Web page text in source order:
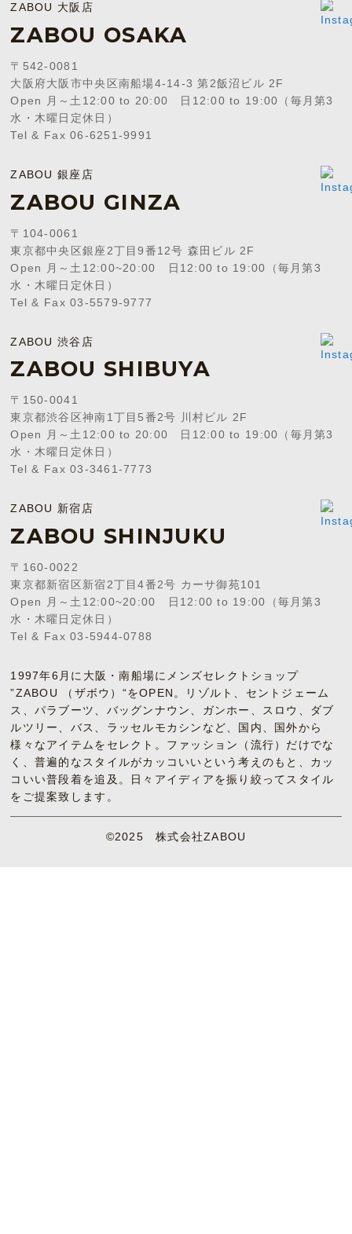
ZABOU 大阪店
ZABOU OSAKA
〒542-0081
大阪府大阪市中央区南船場4-14-3 第2飯沼ビル 2F
Open 月～土12:00 to 20:00 日12:00 to 19:00（毎月第3
水・木曜日定休日）
Tel & Fax 06-6251-9991
ZABOU 銀座店
ZABOU GINZA
〒104-0061
東京都中央区銀座2丁目9番12号 森田ビル 2F
Open 月～土12:00~20:00 日12:00 to 19:00（毎月第3
水・木曜日定休日）
Tel & Fax 03-5579-9777
ZABOU 渋谷店
ZABOU SHIBUYA
〒150-0041
東京都渋谷区神南1丁目5番2号 川村ビル 2F
Open 月～土12:00 to 20:00 日12:00 to 19:00（毎月第3
水・木曜日定休日）
Tel & Fax 03-3461-7773
ZABOU 新宿店
ZABOU SHINJUKU
〒160-0022
東京都新宿区新宿2丁目4番2号 カーサ御苑101
Open 月～土12:00~20:00 日12:00 to 19:00（毎月第3
水・木曜日定休日）
Tel & Fax 03-5944-0788
1997年6月に大阪・南船場にメンズセレクトショップ
”ZABOU （ザボウ）“をOPEN。リゾルト、セントジェーム
ス、パラブーツ、バッグンナウン、ガンホー、スロウ、ダブ
ルツリー、バス、ラッセルモカシンなど、国内、国外から
様々なアイテムをセレクト。ファッション（流行）だけでな
く、普遍的なスタイルがカッコいいという考えのもと、カッ
コいい普段着を追及。日々アイディアを振り絞ってスタイル
をご提案致します。
©2025 株式会社ZABOU